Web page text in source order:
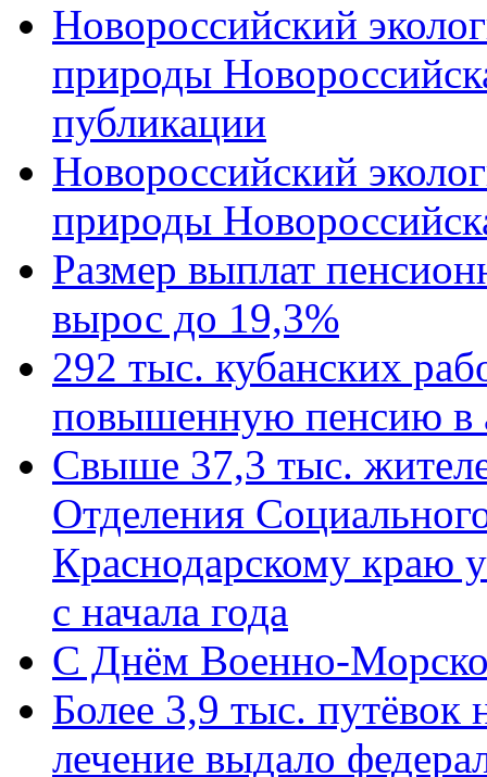
Новороссийский
природы
публикации
Новороссийский
природы
Размер выплат
вырос до 19,3%
292 тыс. кубанских
повышенную пенсию в
Свыше 37,3 тыс.
Отделения
Краснодарскому краю
с начала года
C Днём Военно-
Более 3,9 тыс. путёвок
лечение выдало